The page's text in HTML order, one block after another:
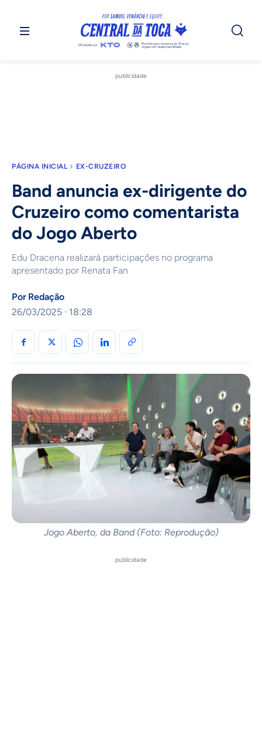
publicidade
PÁGINA INICIAL EX-CRUZEIRO
Band anuncia ex-dirigente do
Cruzeiro como comentarista
do Jogo Aberto
Edu Dracena realizará participações no programa
apresentado por Renata Fan
Por Redação
26/03/2025 · 18:28
Jogo Aberto, da Band (Foto: Reprodução)
publicidade